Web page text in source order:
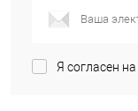
Я согласен на